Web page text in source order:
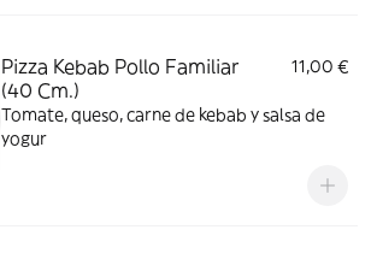
Pizza Kebab Pollo Familiar
(40 Cm.)
11,00 €
Tomate, queso, carne de kebab y salsa de
yogur